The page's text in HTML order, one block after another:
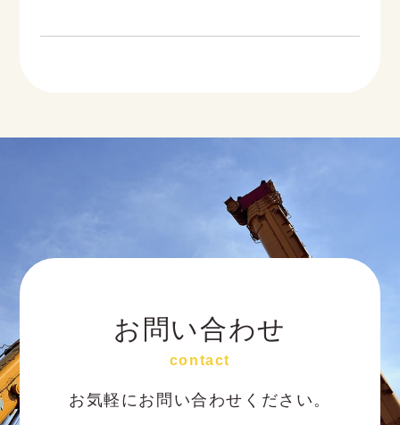
お問い合わせ
contact
お気軽にお問い合わせください。